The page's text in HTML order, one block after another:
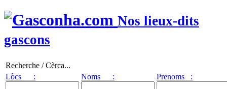
Nos lieux-dits
gascons
Recherche / Cèrca...
Lòcs :
Noms : Prenoms :